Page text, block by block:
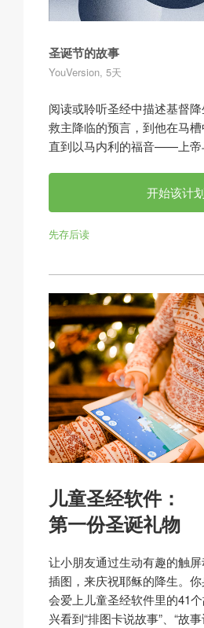
圣诞节的故事
YouVersion, 5天
阅读或聆听圣经中描述基督
救主降临的预言，到他在马
直到以马内利的福音——上帝
开始该计划
先存后读
儿童圣经软件：
第一份圣诞礼物
让小朋友通过生动有趣的触
插图，来庆祝耶稣的降生。
会爱上儿童圣经软件里的41
兴看到“排图卡说故事”、“故